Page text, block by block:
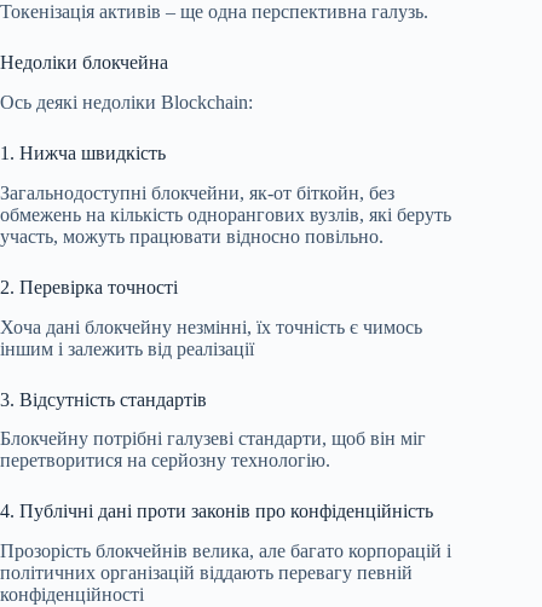
Токенізація активів – ще одна перспективна галузь.
Недоліки блокчейна
Ось деякі недоліки Blockchain:
1. Нижча швидкість
Загальнодоступні блокчейни, як-от біткойн, без
обмежень на кількість однорангових вузлів, які беруть
участь, можуть працювати відносно повільно.
2. Перевірка точності
Хоча дані блокчейну незмінні, їх точність є чимось
іншим і залежить від реалізації
3. Відсутність стандартів
Блокчейну потрібні галузеві стандарти, щоб він міг
перетворитися на серйозну технологію.
4. Публічні дані проти законів про конфіденційність
Прозорість блокчейнів велика, але багато корпорацій і
політичних організацій віддають перевагу певній
конфіденційності